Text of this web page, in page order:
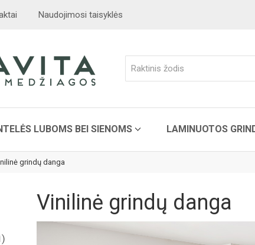
Naudojimosi taisyklės
LUBOMS BEI SIENOMS LAMINUOTOS
grindų danga
Vinilinė grindų danga
)